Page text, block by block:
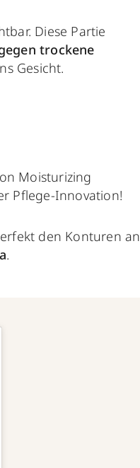
Diese Partie
trockene
Gesicht.
Moisturizing
Pflege-Innovation!
den Konturen an
.